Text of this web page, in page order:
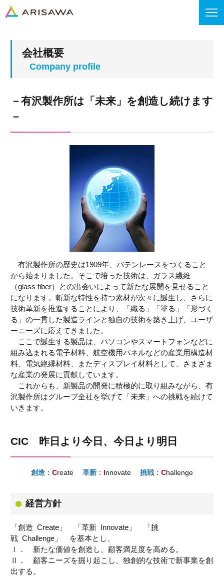
会社概要
－有沢製作所は「未来」を創造し続けます
－
有沢製作所の歴史は1909年、バテンレースをつくること
から始まりました。そこで培った技術は、ガラス繊維
（glass fiber）との出会いによって新たな展開を見せること
になります。斬新な特性を持つ素材が次々に誕生し、さらに
技術革新を推進することにより、「織る」「塗る」「形づく
る」の一貫した製造ラインと独自の技術を築き上げ、ユーザ
ーニーズに応えてきました。
ここで誕生する製品は、パソコンやスマートフォンなどに
組み込まれる電子材料、航空機用パネルなどの産業用構造材
料、電気絶縁材料、またディスプレイ材料として、さまざま
な産業の発展に貢献しています。
これからも、新製品の開発に積極的に取り組みながら、有
沢製作所はグループ全社を挙げて「未来」への挑戦を続けて
いきます。
CIC 昨日より今日、今日より明日
創造 ： Create 革新 ： Innovate 挑戦 ： Challenge
経営方針
「創造 Create」 「革新 Innovate」 「挑
戦 Challenge」 を基本とし、
Ⅰ． 新たな価値を創造し、顧客満足度を高める。
Ⅱ． 顧客ニーズを掘り起こし、独創的な技術で新事業を創
出する。